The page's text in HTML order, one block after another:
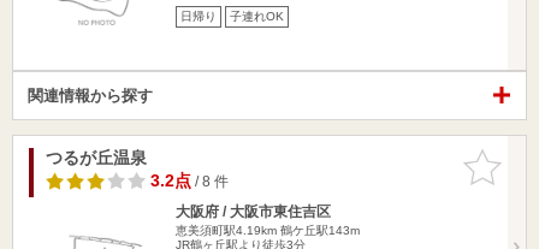
日帰り 子連れOK
関連情報から探す
お気に入
りに追加
つるが丘温泉
3.2点/ 8 件
大阪府 / 大阪市東住吉区
恵美須町駅4.19km 鶴ケ丘駅143m
JR鶴ヶ丘駅より徒歩3分